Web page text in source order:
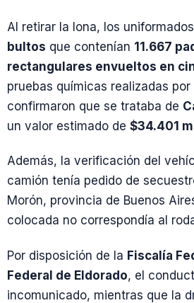
Al retirar la lona, los
bultos que contenían 11.667
rectangulares envueltos en
pruebas químicas realizadas
confirmaron que se trataba de
un valor estimado de $34.401
Además, la verificación del
camión tenía pedido de
Morón, provincia de Buenos
colocada no correspondía al
Por disposición de la Fiscalía
Federal de Eldorado, el
incomunicado, mientras que la